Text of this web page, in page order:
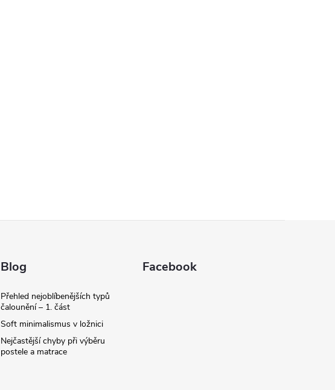
Blog
Přehled nejoblíbenějších typů
čalounění – 1. část
Soft minimalismus v ložnici
Nejčastější chyby při výběru
postele a matrace
Facebook